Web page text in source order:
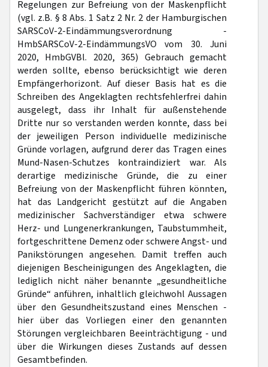
Regelungen zur Befreiung von der Maskenpflicht
(vgl. z.B. § 8 Abs. 1 Satz 2 Nr. 2 der Hamburgischen
SARSCoV-2-Eindämmungsverordnung -
HmbSARSCoV-2-EindämmungsVO vom 30. Juni
2020, HmbGVBl. 2020, 365) Gebrauch gemacht
werden sollte, ebenso berücksichtigt wie deren
Empfängerhorizont. Auf dieser Basis hat es die
Schreiben des Angeklagten rechtsfehlerfrei dahin
ausgelegt, dass ihr Inhalt für außenstehende
Dritte nur so verstanden werden konnte, dass bei
der jeweiligen Person individuelle medizinische
Gründe vorlagen, aufgrund derer das Tragen eines
Mund-Nasen-Schutzes kontraindiziert war. Als
derartige medizinische Gründe, die zu einer
Befreiung von der Maskenpflicht führen könnten,
hat das Landgericht gestützt auf die Angaben
medizinischer Sachverständiger etwa schwere
Herz- und Lungenerkrankungen, Taubstummheit,
fortgeschrittene Demenz oder schwere Angst- und
Panikstörungen angesehen. Damit treffen auch
diejenigen Bescheinigungen des Angeklagten, die
lediglich nicht näher benannte „gesundheitliche
Gründe“ anführen, inhaltlich gleichwohl Aussagen
über den Gesundheitszustand eines Menschen -
hier über das Vorliegen einer den genannten
Störungen vergleichbaren Beeinträchtigung - und
über die Wirkungen dieses Zustands auf dessen
Gesamtbefinden.